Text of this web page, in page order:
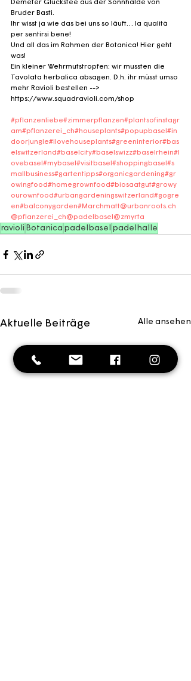
Demeter Glückstee aus der Sonnhalde von
Bruder Basti.
Ihr wisst ja wie das bei uns so läuft… la qualità
per sentirsi bene!
Und all das im Rahmen der Botanica! Hier geht
was!
Ein kleiner Wehrmutstropfen: wir mussten die
Tavolata herbalica absagen. D.h. ihr müsst umso
mehr Ravioli bestellen -->
https://www.squadravioli.com/shop
#pflanzenliebe#zimmerpflanzen#plantsofinstagr
am#pflanzerei_ch#houseplants#popupbasel #in
doorjungle#ilovehouseplants#greeninterior#bas
elswitzerland#baselcity#baselswizz#baselrhein#l
ovebasel #mybasel #visitbasel #shoppingbasel #s
mallbusiness#gartentipps#organicgardening#gr
owingfood#homegrownfood#biosaatgut#growy
ourownfood#urbangardeningswitzerland#gogre
en#balconygarden#Marchmatt@urbanroots.ch
@pflanzerei_ch@padelbasel @zmyrta
ravioli Botanica padelbasel padelhalle
Aktuelle Beiträge Alle ansehen